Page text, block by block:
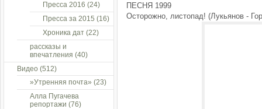
ПЕСНЯ 1999
Осторожно, листопад! (Лукьянов -
Пресса 2016 (24)
Пресса за 2015 (16)
Хроника дат (22)
рассказы и
впечатления (40)
Видео (512)
»Утренняя почта» (23)
Алла Пугачева
репортажи (76)